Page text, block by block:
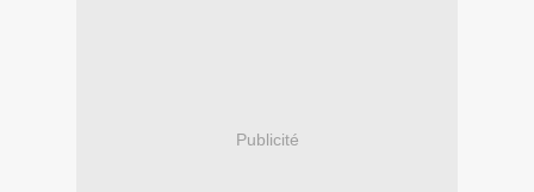
Publicité